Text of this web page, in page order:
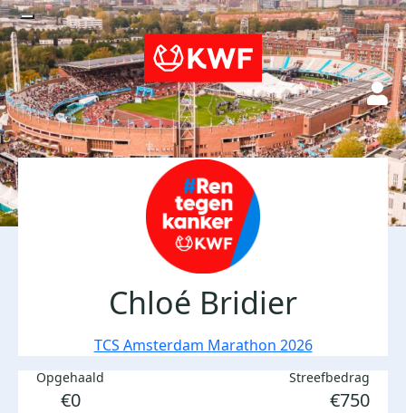
Chloé Bridier
TCS Amsterdam Marathon 2026
Opgehaald
€0
Streefbedrag
€750